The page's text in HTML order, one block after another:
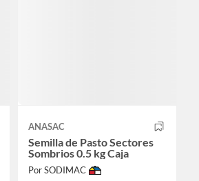
ANASAC
Semilla de Pasto Sectores
Sombrios 0.5 kg Caja
Por SODIMAC